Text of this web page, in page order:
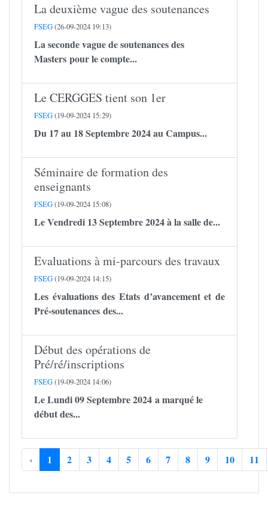
La deuxième vague des soutenances
FSEG(26-09-2024 19:13)
La seconde vague de soutenances des
Masters pour le compte...
Le CERGGES tient son 1er
FSEG(19-09-2024 15:29)
Du 17 au 18 Septembre 2024 au Campus...
Séminaire de formation des
enseignants
FSEG(19-09-2024 15:08)
Le Vendredi 13 Septembre 2024 à la salle de...
Evaluations à mi-parcours des travaux
FSEG(19-09-2024 14:15)
Les évaluations des Etats d’avancement et de
Pré-soutenances des...
Début des opérations de
Pré/ré/inscriptions
FSEG(19-09-2024 14:06)
Le Lundi 09 Septembre 2024 a marqué le
début des...
‹ 1 2 3 4 5 6 7 8 9 10 11